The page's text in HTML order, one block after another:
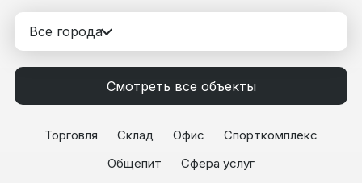
Все города
Смотреть все объекты
Торговля Склад Офис
Спорткомплекс
Общепит
Сфера услуг